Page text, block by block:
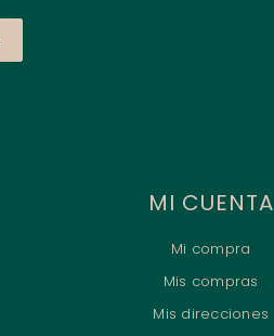
MI CUENTA
Mi compra
Mis compras
Mis direcciones